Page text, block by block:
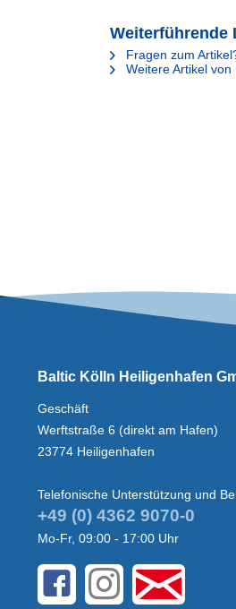
Weiterführende
Fragen zum
Weitere Artikel von
Baltic Kölln Heiligenhafen
Geschäft
Werftstraße 6 (direkt am Hafen)
23774 Heiligenhafen
Telefonische Unterstützung und
+49 (0) 4362 9070-0
Mo-Fr, 09:00 - 17:00 Uhr